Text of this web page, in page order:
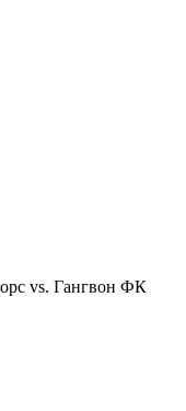
vs. Гангвон ФК